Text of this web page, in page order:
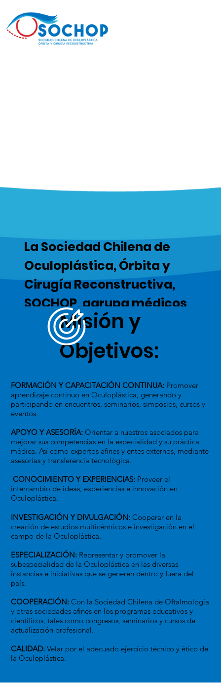
La Sociedad Chilena de
Oculoplástica, Órbita y
Cirugía Reconstructiva,
SOCHOP, agrupa médicos
especialistas de
excelencia técnica y ética
para impulsar el desarrollo
de la subespecialidad en
Chile.
FORMACIÓN Y CAPACITACIÓN CONTINUA: Promover
aprendizaje continuo en Oculoplástica, generando y
participando en encuentros, seminarios, simposios, cursos y
eventos.
APOYO Y ASESORÍA: Orientar a nuestros asociados para
mejorar sus competencias en la especialidad y su práctica
médica. Así como expertos afines y entes externos, mediante
asesorías y transferencia tecnológica.
CONOCIMIENTO Y EXPERIENCIAS: Proveer el
intercambio de ideas, experiencias e innovación en
Oculoplástica.
INVESTIGACIÓN Y DIVULGACIÓN:Cooperar en la
creación de estudios multicéntricos e investigación en el
campo de la Oculoplástica.
ESPECIALIZACIÓN: Representar y promover la
subespecialidad de la Oculoplástica en las diversas
instancias e iniciativas que se generen dentro y fuera del
país.
COOPERACIÓN: Con la Sociedad Chilena de Oftalmología
y otras sociedades afines en los programas educativos y
científicos, tales como congresos, seminarios y cursos de
actualización profesional.
CALIDAD: Velar por el adecuado ejercicio técnico y ético de
la Oculoplástica.
Misión y
Objetivos: